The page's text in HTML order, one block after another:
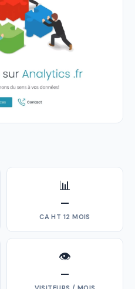
📊
—
CA HT 12 MOIS
👁
—